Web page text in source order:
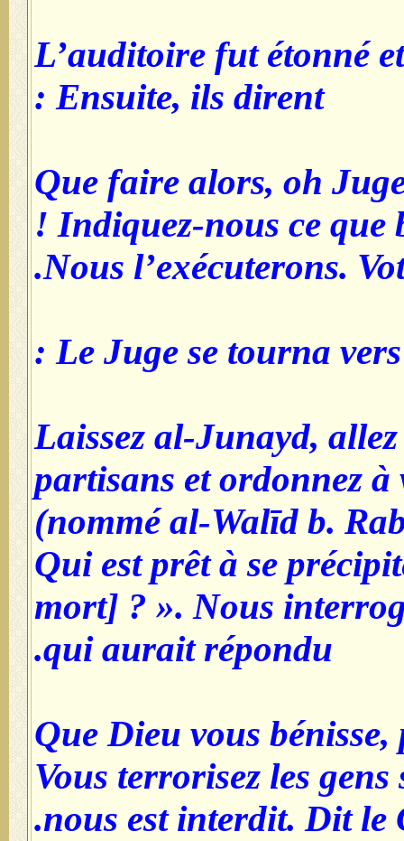
L’auditoire fut étonné
Ensuite, ils dirent :
Que faire alors, oh
! Indiquez-nous ce que
Nous l’exécuterons.
Le Juge se tourna
Laissez al-Junayd,
partisans et ordonnez
(nommé al-Walīd b.
Qui est prêt à se
mort] ? ». Nous
qui aurait répondu.
Que Dieu vous
Vous terrorisez les
nous est interdit. Dit le